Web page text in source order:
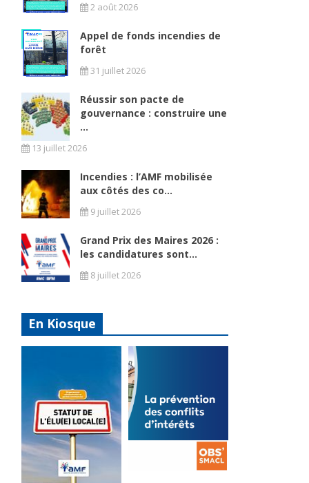
2 août 2026
Appel de fonds incendies de
forêt
31 juillet 2026
Réussir son pacte de
gouvernance : construire une
...
13 juillet 2026
Incendies : l’AMF mobilisée
aux côtés des co...
9 juillet 2026
Grand Prix des Maires 2026 :
les candidatures sont...
8 juillet 2026
En Kiosque